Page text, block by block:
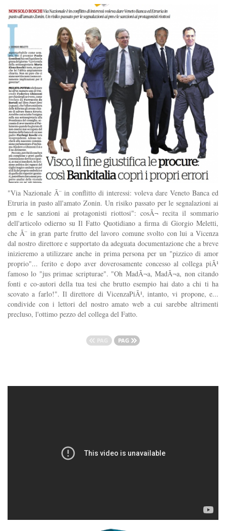
"Via Nazionale Ã¨ in conflitto di interessi: voleva dare Veneto Banca ed
Etruria in pasto all'amato Zonin. Un risiko passato per le segnalazioni ai
pm e le sanzioni ai protagonisti riottosi": cosÃ¬ recita il sommario
dell'articolo odierno su Il Fatto Quotidiano a firma di Giorgio Meletti,
che Ã¨ in gran parte frutto del lavoro comune svolto con lui a Vicenza
dal nostro direttore e supportato da adeguata documentazione che a breve
inizieremo a utilizzare anche in prima persona per un "pizzico di amor
proprio"... ferito e dopo aver doverosamente concesso al collega piÃ¹
famoso lo "jus primae scripturae". "Oh MadÃ¬a, MadÃ¬a, non citando
fonti e co-autori della tua tesi che brutto esempio hai dato a chi ti ha
scovato a farlo!". Il direttore di VicenzaPiÃ¹, intanto, vi propone, e...
condivide con i lettori del nostro amato web a cui sarebbe altrimenti
precluso, l'ottimo pezzo del collega del Fatto.